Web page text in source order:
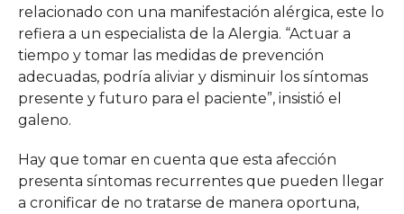
relacionado con una manifestación alérgica, este lo
refiera a un especialista de la Alergia. “Actuar a
tiempo y tomar las medidas de prevención
adecuadas, podría aliviar y disminuir los síntomas
presente y futuro para el paciente”, insistió el
galeno.
Hay que tomar en cuenta que esta afección
presenta síntomas recurrentes que pueden llegar
a cronificar de no tratarse de manera oportuna,